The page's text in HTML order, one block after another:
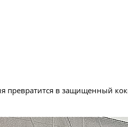
в защищенный